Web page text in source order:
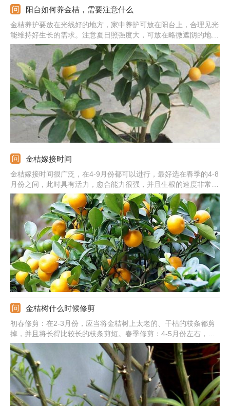
阳台如何养金桔，需要注意什么
金桔养护要放在光线好的地方，家中养护可放在阳台上，合理见光
能维持好生长的需求。注意夏日照强度大，可放在略微遮阴的地
方。它在喜湿润但忌积水，生长时期合理浇水，环境干燥时向叶片
喷水。要求肥水合理，生长期施氮肥，开花后多施磷肥。金桔喜欢
凉爽，冬季移到室内保暖。
金桔嫁接时间
金桔嫁接时间很广泛，在4-9月份都可以进行，最好选在春季的4-8
月份之间，此时具有活力，愈合能力很强，并且生根的速度非常
快，其次还可以选择夏季和秋季，不能选在寒冷的冬季。嫁接方法
可以用枝接和芽接，前者选取健壮的枝条，后者是从枝条上取下饱
满的芽。
金桔树什么时候修剪
初春修剪：在2-3月份，应当将金桔树上太老的、干枯的枝条都剪
掉，并且将长得比较长的枝条剪短。春季修剪：4-5月份左右，要
在它的主要枝干上长出新芽时，及时将它们抹除。花后修剪：7-8
月开花之后，要及时剪掉残花以及病枝。